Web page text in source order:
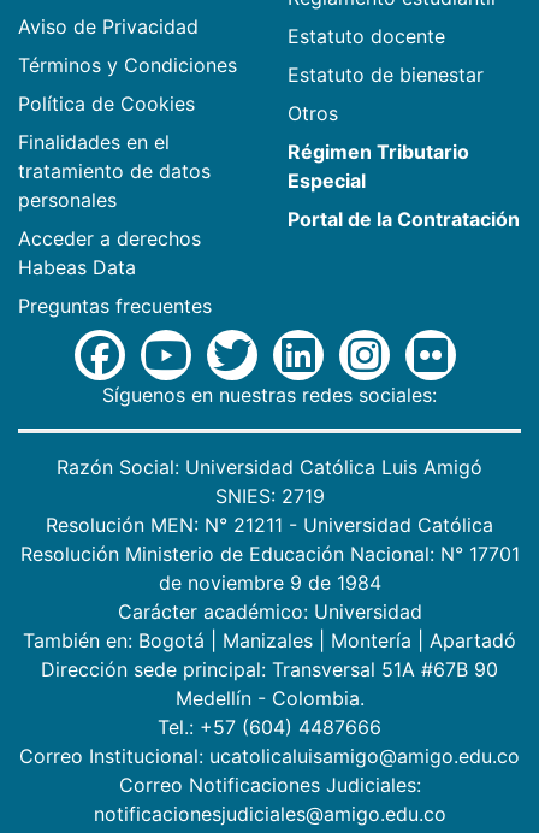
Aviso de Privacidad
Términos y Condiciones
Política de Cookies
Finalidades en el
tratamiento de datos
personales
Acceder a derechos
Habeas Data
Preguntas frecuentes
Estatuto docente
Estatuto de bienestar
Otros
Régimen Tributario
Especial
Portal de la Contratación
Síguenos en nuestras redes sociales:
Razón Social: Universidad Católica Luis Amigó
SNIES: 2719
Resolución MEN: N° 21211 - Universidad Católica
Resolución Ministerio de Educación Nacional: N° 17701
de noviembre 9 de 1984
Carácter académico: Universidad
También en: Bogotá Manizales Montería
Apartadó
Dirección sede principal: Transversal 51A #67B 90
Medellín - Colombia.
Tel.: +57 (604) 4487666
Correo Institucional: ucatolicaluisamigo@amigo.edu.co
Correo Notificaciones Judiciales:
notificacionesjudiciales@amigo.edu.co